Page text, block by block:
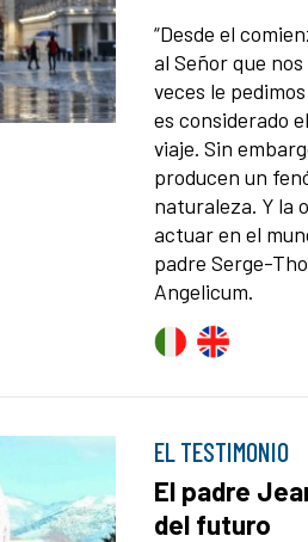
“Desde el
al Señor que
veces le
es considerado
viaje. Sin
producen un
naturaleza. Y la
actuar en el
padre Serge-
Angelicum.
EL TESTIMONIO
El padre
del futuro